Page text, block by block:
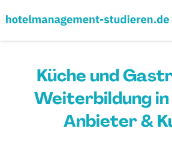
Küche und
Weiterbildung in
Anbieter &